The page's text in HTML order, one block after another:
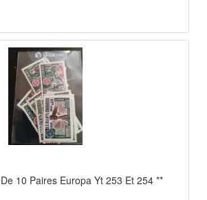
10 Paires Europa Yt 253 Et 254 **